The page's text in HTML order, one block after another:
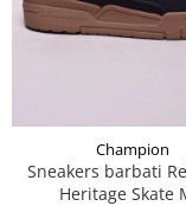
Champion
Sneakers barbati
Heritage Skate